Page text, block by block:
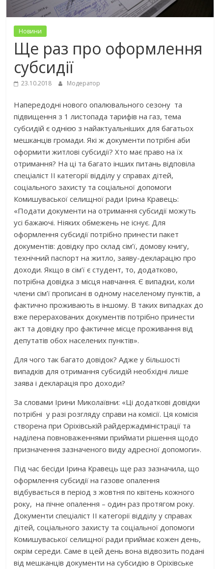
Новини
Ще раз про оформлення
субсидії
23.10.2018 Модератор
Напередодні нового опалювального сезону та
підвищення з 1 листопада тарифів на газ, тема
субсидій є однією з найактуальніших для багатьох
мешканців громади. Які ж документи потрібні аби
оформити житлові субсидії? Хто має право на їх
отримання? На ці та багато інших питань відповіла
спеціаліст ІІ категорії відділу у справах дітей,
соціального захисту та соціальної допомоги
Комишуваської селищної ради Ірина Кравець:
«Подати документи на отримання субсидії можуть
усі бажаючі. Ніяких обмежень не існує. Для
оформлення субсидії потрібно принести пакет
документів: довідку про склад сім’ї, домову книгу,
технічний паспорт на житло, заяву-декларацію про
доходи. Якщо в сім’ї є студент, то, додатково,
потрібна довідка з місця навчання. Є випадки, коли
члени сім’ї прописані в одному населеному пунктів, а
фактично проживають в іншому. В таких випадках до
вже перерахованих документів потрібно принести
акт та довідку про фактичне місце проживання від
депутатів обох населених пунктів».
Для чого так багато довідок? Адже у більшості
випадків для отримання субсидій необхідні лише
заява і декларація про доходи?
За словами Ірини Миколаївни: «Ці додаткові довідки
потрібні у разі розгляду справи на комісії. Ця комісія
створена при Оріхівській райдержадміністрації та
наділена повноваженнями приймати рішення щодо
призначення зазначеного виду адресної допомоги».
Під час бесіди Ірина Кравець ще раз зазначила, що
оформлення субсидії на газове опалення
відбувається в період з жовтня по квітень кожного
року, на пічне опалення – один раз протягом року.
Документи спеціаліст ІІ категорії відділу у справах
дітей, соціального захисту та соціальної допомоги
Комишуваської селищної ради приймає кожен день,
окрім середи. Саме в цей день вона відвозить подані
від мешканців документи на субсидію в Оріхівське